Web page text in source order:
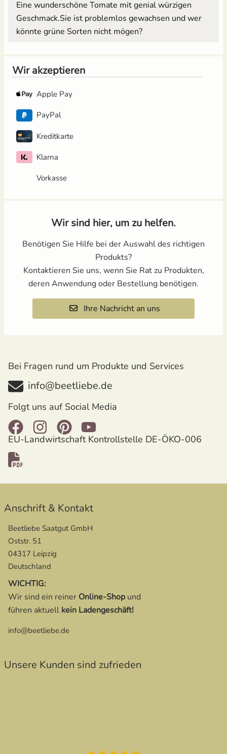
Eine wunderschöne Tomate mit genial würzigen
Geschmack.Sie ist problemlos gewachsen und wer
könnte grüne Sorten nicht mögen?
Wir akzeptieren
Apple Pay
PayPal
Kreditkarte
Klarna
Vorkasse
Wir sind hier, um zu helfen.
Benötigen Sie Hilfe bei der Auswahl des richtigen
Produkts?
Kontaktieren Sie uns, wenn Sie Rat zu Produkten,
deren Anwendung oder Bestellung benötigen.
Ihre Nachricht an uns
Bei Fragen rund um Produkte und Services
info@beetliebe.de
Folgt uns auf Social Media
EU-Landwirtschaft Kontrollstelle DE-ÖKO-006
Anschrift & Kontakt
Beetliebe Saatgut GmbH
Oststr. 51
04317 Leipzig
Deutschland
WICHTIG:
Wir sind ein reiner Online-Shopund
führen aktuell kein Ladengeschäft!
info@beetliebe.de
Unsere Kunden sind zufrieden